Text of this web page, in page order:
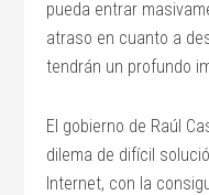
pueda entrar
atraso en cuanto a
tendrán un profundo
El gobierno de Raúl
dilema de difícil
Internet, con la